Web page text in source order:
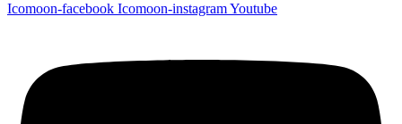
Icomoon-facebook Icomoon-instagramYoutube